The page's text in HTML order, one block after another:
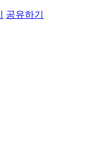
공유하기